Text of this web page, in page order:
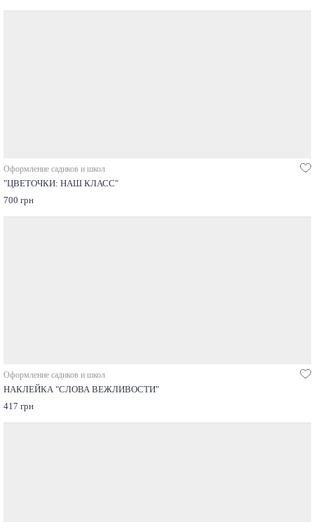
Оформление садиков и школ
"ЦВЕТОЧКИ: НАШ КЛАСС"
700 грн
Оформление садиков и школ
НАКЛЕЙКА "СЛОВА ВЕЖЛИВОСТИ"
417 грн